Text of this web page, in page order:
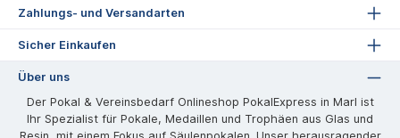
Zahlungs- und Versandarten
Sicher Einkaufen
Über uns
Der Pokal & Vereinsbedarf Onlineshop PokalExpress in Marl ist
Ihr Spezialist für Pokale, Medaillen und Trophäen aus Glas und